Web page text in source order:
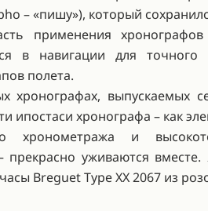
– «пишу»), который
применения
в навигации для точного
полета.
хронографах, выпускаемых
ипостаси хронографа – как
хронометража и
прекрасно уживаются
Breguet Type XX 2067 из